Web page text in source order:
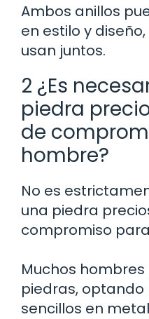
Ambos anillos
en estilo y
usan juntos.
2 ¿Es
piedra
de
hombre?
No es
una piedra
compromiso
Muchos
piedras, optando
sencillos en